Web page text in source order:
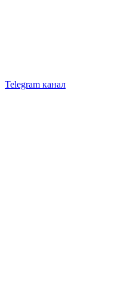
Telegram канал